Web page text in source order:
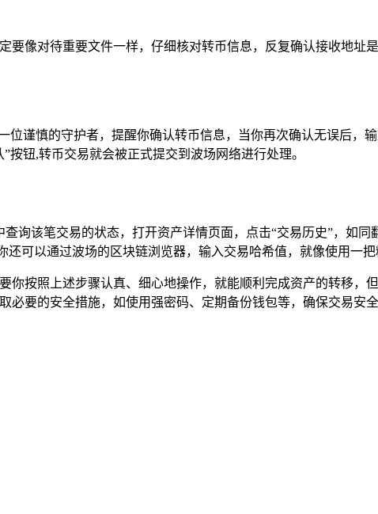
要像对待重要文件一样，仔细核对转币信息，反复确认接收地址
位谨慎的守护者，提醒你确认转币信息，当你再次确认无误后，
钮,转币交易就会被正式提交到波场网络进行处理。
询该笔交易的状态，打开资产详情页面，点击“交易历史”，如
还可以通过波场的区块链浏览器，输入交易哈希值，就像使用一
你按照上述步骤认真、细心地操作，就能顺利完成资产的转移
要的安全措施，如使用强密码、定期备份钱包等，确保交易安